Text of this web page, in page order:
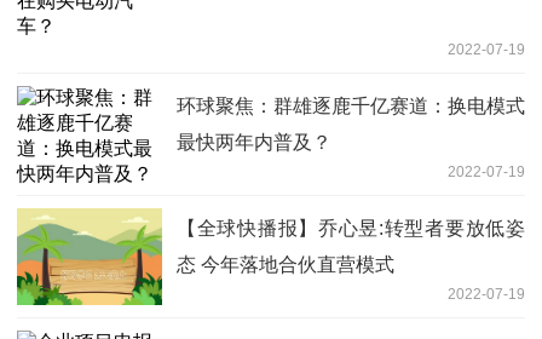
2022-07-19
环球聚焦：群雄逐鹿千亿赛道：换电模式
最快两年内普及？
2022-07-19
【全球快播报】乔心昱:转型者要放低姿
态 今年落地合伙直营模式
2022-07-19